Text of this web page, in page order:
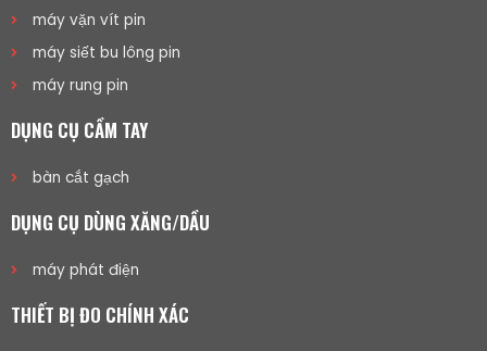
máy vặn vít pin
máy siết bu lông pin
máy rung pin
DỤNG CỤ CẦM TAY
bàn cắt gạch
DỤNG CỤ DÙNG XĂNG/DẦU
máy phát điện
THIẾT BỊ ĐO CHÍNH XÁC